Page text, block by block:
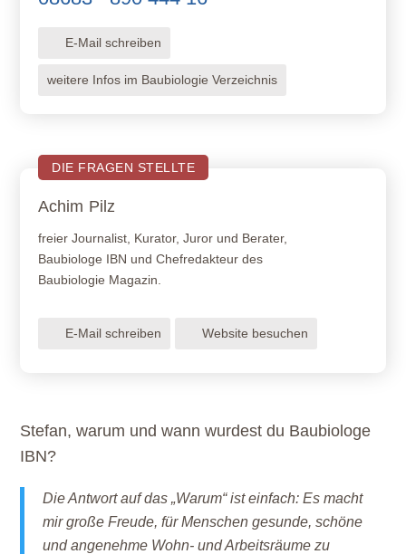
E-Mail schreiben
weitere Infos im Baubiologie Verzeichnis
DIE FRAGEN STELLTE
Achim Pilz
freier Journalist, Kurator, Juror und Berater,
Baubiologe IBN und Chefredakteur des
Baubiologie Magazin.
E-Mail schreiben Website besuchen
Stefan, warum und wann wurdest du Baubiologe
IBN?
Die Antwort auf das „Warum“ ist einfach: Es macht
mir große Freude, für Menschen gesunde, schöne
und angenehme Wohn- und Arbeitsräume zu